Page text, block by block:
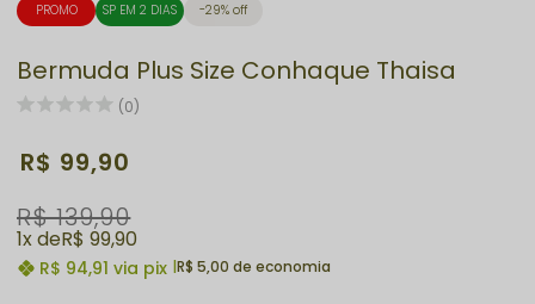
PROMO SP EM 2 DIAS 29% off
Bermuda Plus Size Conhaque Thaisa
(0)
R$ 94,91 via pix |R$ 5,00 de economia
R$ 139,90
R$ 99,90
1x R$ 99,90